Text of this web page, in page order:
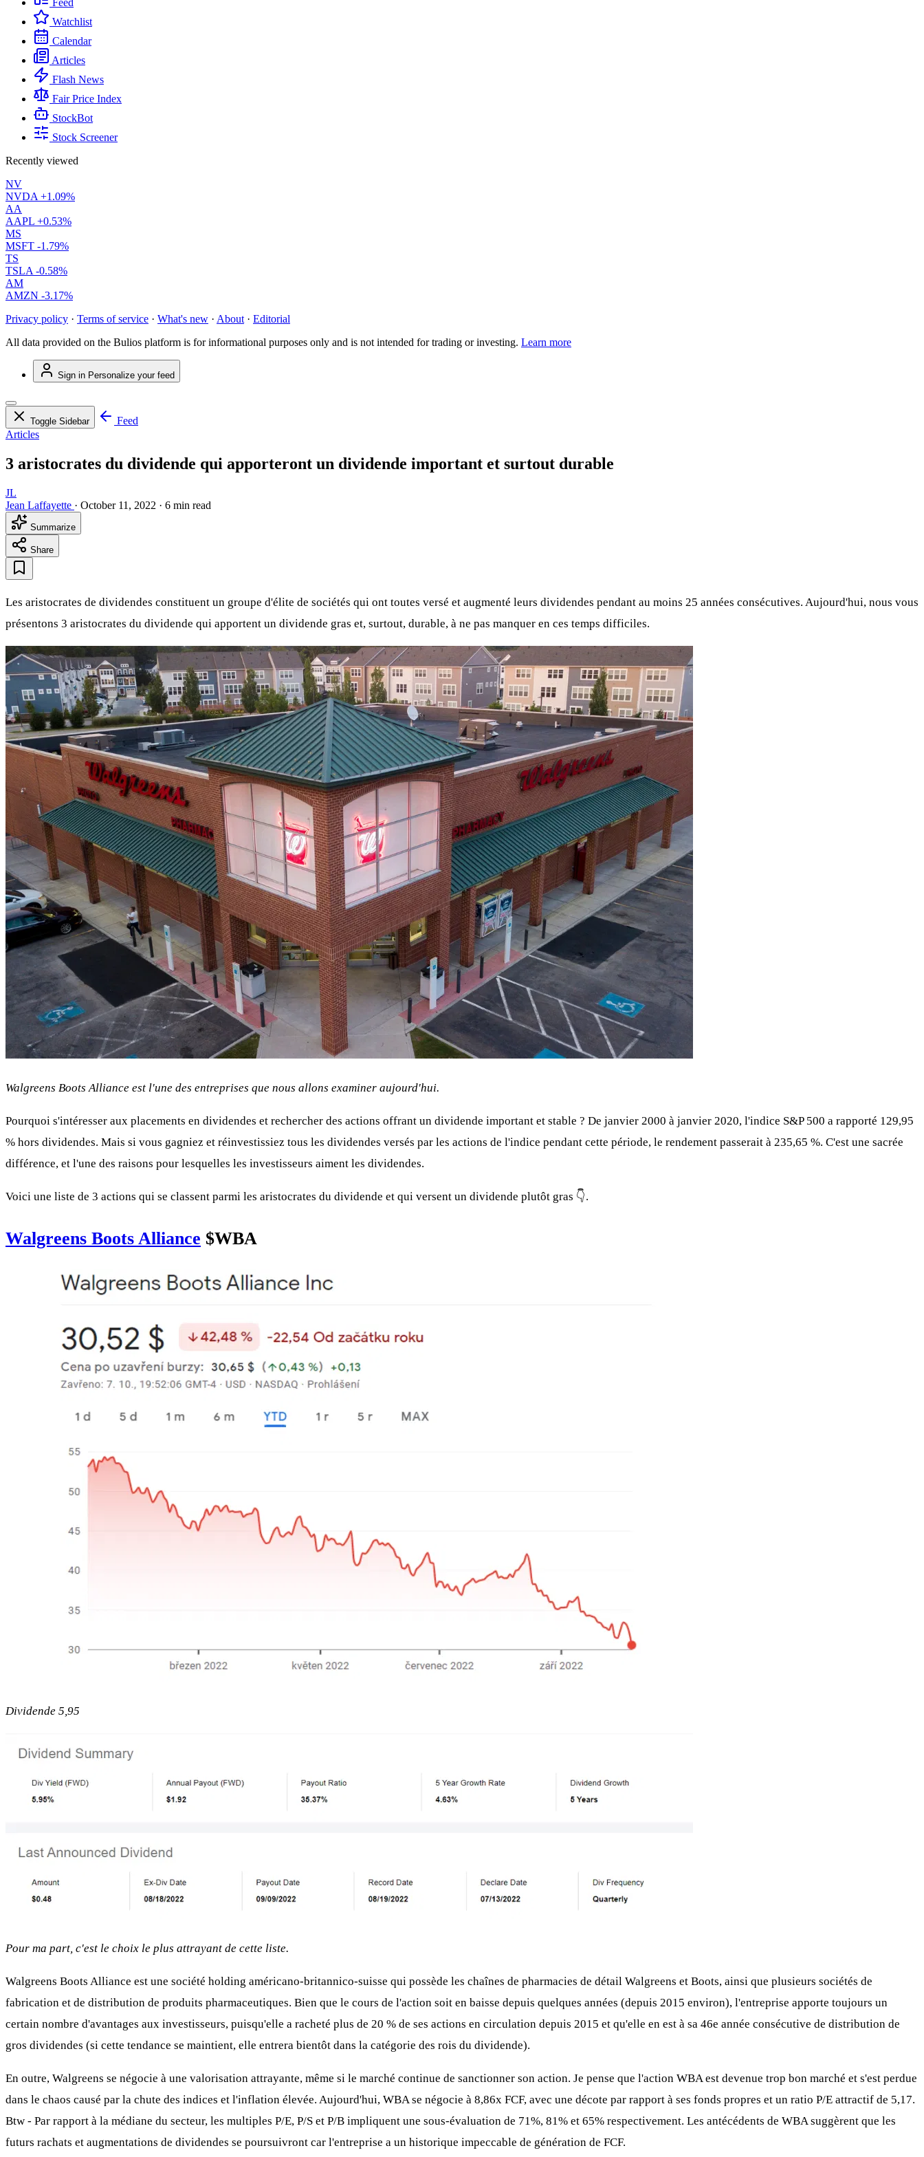
Feed
Watchlist
Calendar
Articles
Flash News
Fair Price Index
StockBot
Stock Screener
Recently viewed
NV
NVDA +1.09%
AA
AAPL +0.53%
MS
MSFT -1.79%
TS
TSLA -0.58%
AM
AMZN -3.17%
Privacy policy · Terms of service · What's new · About · Editorial
All data provided on the Bulios platform is for informational purposes only and is not intended for trading or investing. Learn more
Sign in Personalize your feed
Toggle Sidebar
Feed
Articles
3 aristocrates du dividende qui apporteront un dividende important et surtout durable
JL
Jean Laffayette · October 11, 2022 · 6 min read
Summarize
Share
Les aristocrates de dividendes constituent un groupe d'élite de sociétés qui ont toutes versé et augmenté leurs dividendes pendant au moins 25 années consécutives. Aujourd'hui, nous vous
présentons 3 aristocrates du dividende qui apportent un dividende gras et, surtout, durable, à ne pas manquer en ces temps difficiles.
Walgreens Boots Alliance est l'une des entreprises que nous allons examiner aujourd'hui.
Pourquoi s'intéresser aux placements en dividendes et rechercher des actions offrant un dividende important et stable ? De janvier 2000 à janvier 2020, l'indice S&P 500 a rapporté 129,95
% hors dividendes. Mais si vous gagniez et réinvestissiez tous les dividendes versés par les actions de l'indice pendant cette période, le rendement passerait à 235,65 %. C'est une sacrée
différence, et l'une des raisons pour lesquelles les investisseurs aiment les dividendes.
Voici une liste de 3 actions qui se classent parmi les aristocrates du dividende et qui versent un dividende plutôt gras 👇.
Walgreens Boots Alliance $WBA
Dividende 5,95
Pour ma part, c'est le choix le plus attrayant de cette liste.
Walgreens Boots Alliance est une société holding américano-britannico-suisse qui possède les chaînes de pharmacies de détail Walgreens et Boots, ainsi que plusieurs sociétés de
fabrication et de distribution de produits pharmaceutiques. Bien que le cours de l'action soit en baisse depuis quelques années (depuis 2015 environ), l'entreprise apporte toujours un
certain nombre d'avantages aux investisseurs, puisqu'elle a racheté plus de 20 % de ses actions en circulation depuis 2015 et qu'elle en est à sa 46e année consécutive de distribution de
gros dividendes (si cette tendance se maintient, elle entrera bientôt dans la catégorie des rois du dividende).
En outre, Walgreens se négocie à une valorisation attrayante, même si le marché continue de sanctionner son action. Je pense que l'action WBA est devenue trop bon marché et s'est perdue
dans le chaos causé par la chute des indices et l'inflation élevée. Aujourd'hui, WBA se négocie à 8,86x FCF, avec une décote par rapport à ses fonds propres et un ratio P/E attractif de 5,17.
Btw - Par rapport à la médiane du secteur, les multiples P/E, P/S et P/B impliquent une sous-évaluation de 71%, 81% et 65% respectivement. Les antécédents de WBA suggèrent que les
futurs rachats et augmentations de dividendes se poursuivront car l'entreprise a un historique impeccable de génération de FCF.